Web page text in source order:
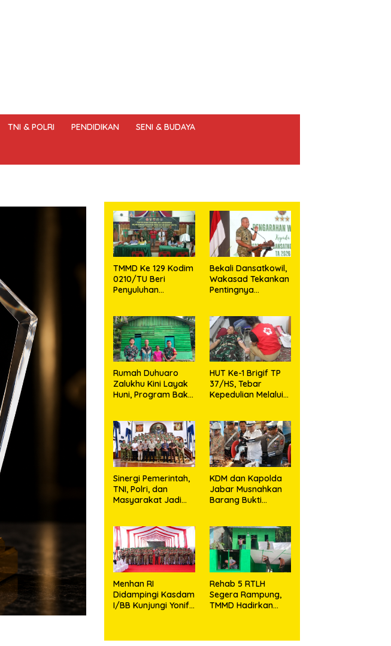
TNI & POLRI PENDIDIKAN SENI & BUDAYA
TMMD Ke 129 Kodim
0210/TU Beri
Penyuluhan
Stunting di Desa
Sijarango
Bekali Dansatkowil,
Wakasad Tekankan
Pentingnya
Rumah Duhuaro
Zalukhu Kini Layak
Huni, Program Bakti
Nias Utara
HUT Ke-1 Brigif TP
37/HS, Tebar
Kepedulian Melalui
Harapan Hidup Bagi
Yang
Membutuhkan
Sinergi Pemerintah,
TNI, Polri, dan
Masyarakat Jadi
Kondusif
KDM dan Kapolda
Jabar Musnahkan
Barang Bukti
Brong dan
Tramadol
Menhan RI
Didampingi Kasdam
I/BB Kunjungi Yonif
Rehab 5 RTLH
Segera Rampung,
TMMD Hadirkan